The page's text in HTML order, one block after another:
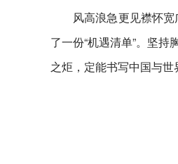
风高浪急更见襟怀
了一份“机遇清单”。坚
之炬，定能书写中国与世